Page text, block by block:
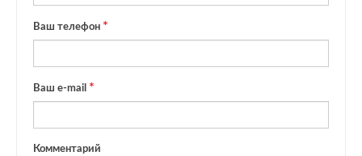
Ваш телефон
Ваш e-mail
Комментарий